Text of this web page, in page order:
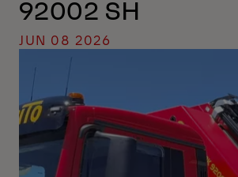
92002 SH
JUN 08 2026